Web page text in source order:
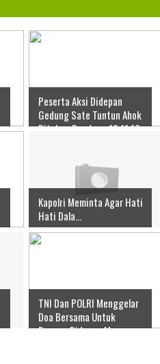
Peserta Aksi Didepan
Gedung Sate Tuntun Ahok
Ditahan Bandung 18 11 16
Kapolri Meminta Agar Hati
Hati Dala...
TNI Dan POLRI Menggelar
Doa Bersama Untuk
Bangsa Didepan Monas